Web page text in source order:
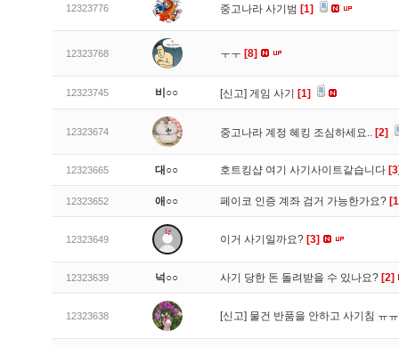
12323776 중고나라 사기범 [1]
12323768 ㅜㅜ [8]
12323745 비○○ [신고] 게임 사기 [1]
12323674 중고나라 계정 혜킹 조심하세요.. [2]
12323665 대○○ 호트킹샵 여기 사기사이트같습니다
12323652 애○○ 페이코 인증 계좌 검거 가능한가요?
12323649 이거 사기일까요? [3]
12323639 넉○○ 사기 당한 돈 돌려받을 수 있나요? [2]
12323638 [신고] 물건 반품을 안하고 사기침 ㅠ